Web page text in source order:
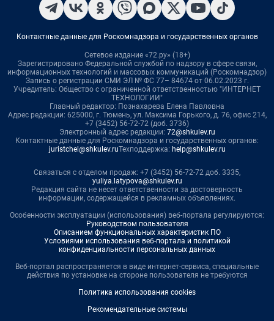
Контактные данные для Роскомнадзора и государственных органов
Сетевое издание «72.ру» (18+)
Зарегистрировано Федеральной службой по надзору в сфере связи,
информационных технологий и массовых коммуникаций (Роскомнадзор)
Запись о регистрации СМИ ЭЛ № ФС 77– 84674 от 06.02.2023 г.
Учредитель: Общество с ограниченной ответственностью "ИНТЕРНЕТ
ТЕХНОЛОГИИ"
Главный редактор: Познахарева Елена Павловна
Адрес редакции: 625000, г. Тюмень, ул. Максима Горького, д. 76, офис 214,
+7 (3452) 56-72-72 (доб. 3736)
Электронный адрес редакции: 72@shkulev.ru
Контактные данные для Роскомнадзора и государственных органов:
juristchel@shkulev.ruТехподдержка: help@shkulev.ru
Связаться с отделом продаж: +7 (3452) 56-72-72 доб. 3335,
yuliya.latypova@shkulev.ru
Редакция сайта не несет ответственности за достоверность
информации, содержащейся в рекламных объявлениях.
Особенности эксплуатации (использования) веб-портала регулируются:
Руководством пользователя
Описанием функциональных характеристик ПО
Условиями использования веб-портала и политикой
конфиденциальности персональных данных
Веб-портал распространяется в виде интернет-сервиса, специальные
действия по установке на стороне пользователя не требуются
Политика использования cookies
Рекомендательные системы